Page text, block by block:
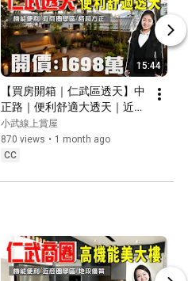
15:44
【買房開箱｜仁武區透天】中
正路｜便利舒適大透天｜近商
圈學區｜格局方正｜生活機能
便利｜開價1698萬
小武線上賞屋
870 views • 1 month ago
CC